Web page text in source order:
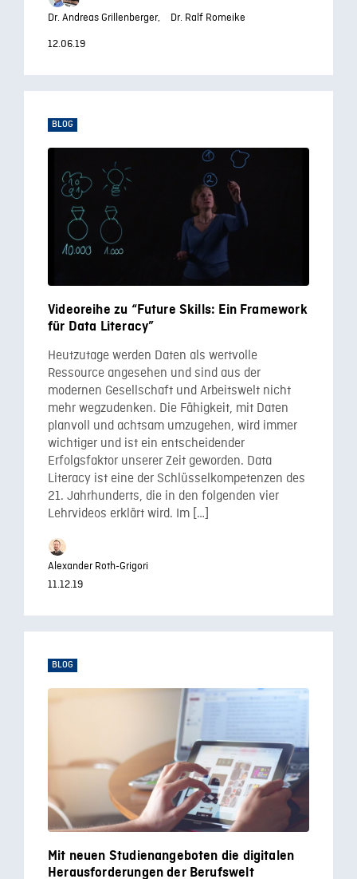
Dr. Andreas Grillenberger,
Dr. Ralf Romeike
12.06.19
BLOG
Videoreihe zu “Future Skills: Ein Framework
für Data Literacy”
Heutzutage werden Daten als wertvolle
Ressource angesehen und sind aus der
modernen Gesellschaft und Arbeitswelt nicht
mehr wegzudenken. Die Fähigkeit, mit Daten
planvoll und achtsam umzugehen, wird immer
wichtiger und ist ein entscheidender
Erfolgsfaktor unserer Zeit geworden. Data
Literacy ist eine der Schlüsselkompetenzen des
21. Jahrhunderts, die in den folgenden vier
Lehrvideos erklärt wird. Im […]
Alexander Roth-Grigori
11.12.19
BLOG
Mit neuen Studienangeboten die digitalen
Herausforderungen der Berufswelt